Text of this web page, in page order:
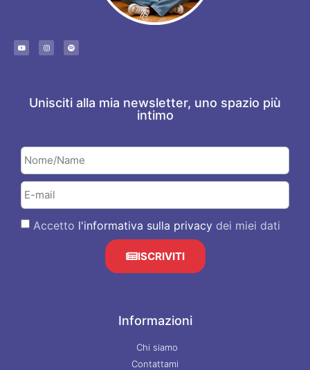
Unisciti alla mia newsletter, uno spazio più
intimo
Accetto l'informativa sulla privacy dei miei dati
ISCRIVITI
Informazioni
Chi siamo
Contattami